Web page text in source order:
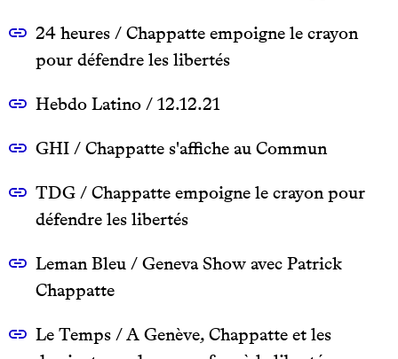
24 heures / Chappatte empoigne le crayon
pour défendre les libertés
Hebdo Latino / 12.12.21
GHI / Chappatte s'affiche au Commun
TDG / Chappatte empoigne le crayon pour
défendre les libertés
Leman Bleu / Geneva Show avec Patrick
Chappatte
Le Temps / A Genève, Chappatte et les